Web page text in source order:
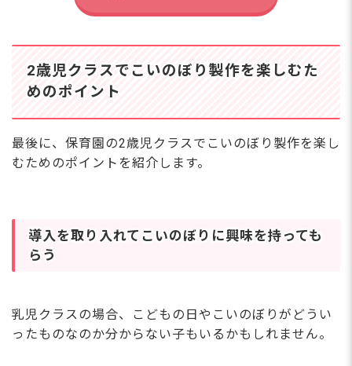
2歳児クラスでこいのぼり製作を楽しむた
めのポイント
最後に、保育園の2歳児クラスでこいのぼり製作を楽し
むためのポイントを紹介します。
導入を取り入れてこいのぼりに興味を持っても
らう
乳児クラスの場合、こどもの日やこいのぼりがどうい
ったものなのか分からない子もいるかもしれません。